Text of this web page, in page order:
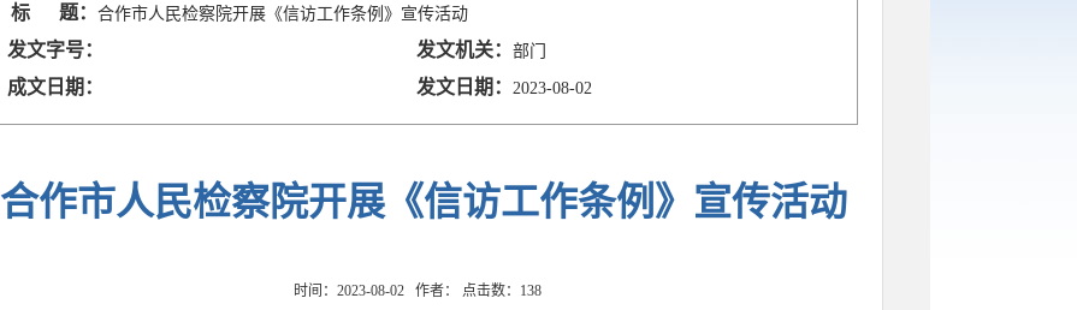
标 题：合作市人民检察院开展《信访工作条例》宣传活动
发文字号： 发文机关：部门
成文日期： 发文日期： 2023-08-02
合作市人民检察院开展《信访工作条例》宣传活动
时间：2023-08-02 作者： 点击数： 138